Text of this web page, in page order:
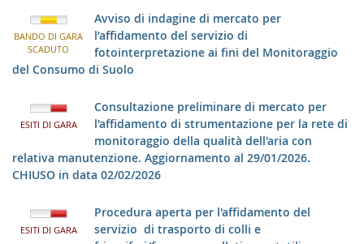
BANDO DI GARA
SCADUTO
Avviso di indagine di mercato per
l’affidamento del servizio di
fotointerpretazione ai fini del Monitoraggio
del Consumo di Suolo
ESITI DI GARA
Consultazione preliminare di mercato per
l'affidamento di strumentazione per la rete di
monitoraggio della qualità dell'aria con
relativa manutenzione. Aggiornamento al 29/01/2026.
CHIUSO in data 02/02/2026
ESITI DI GARA
Procedura aperta per l'affidamento del
servizio di trasporto di colli e